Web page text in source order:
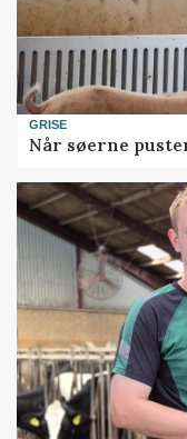
GRISE
Når søerne